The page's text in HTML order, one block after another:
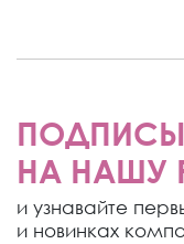
НА НАШУ
и узнавайте
и новинках